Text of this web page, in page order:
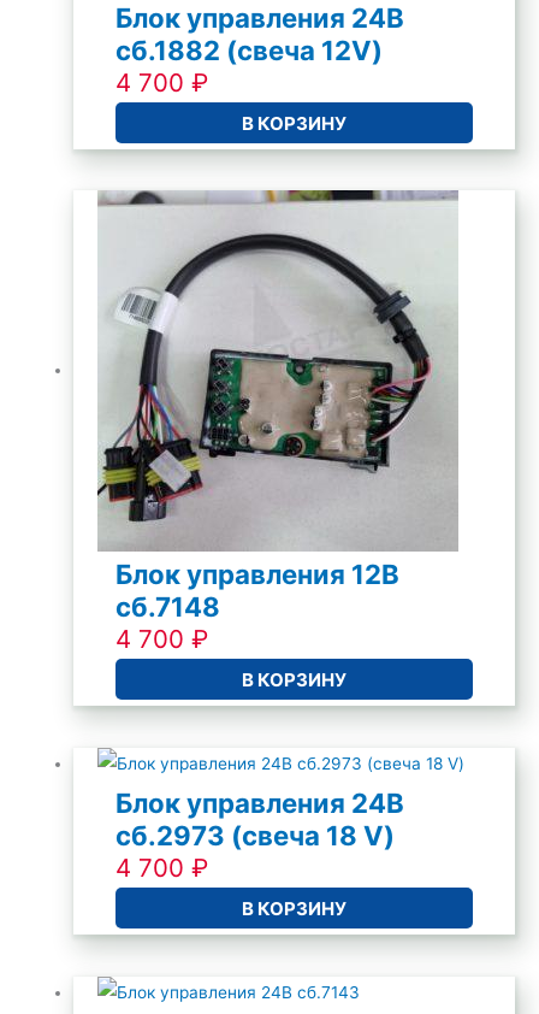
Блок управления 24В
сб.1882 (свеча 12V)
4 700₽
В КОРЗИНУ
Блок управления 12В
cб.7148
4 700₽
В КОРЗИНУ
Блок управления 24В
сб.2973 (свеча 18 V)
4 700₽
В КОРЗИНУ